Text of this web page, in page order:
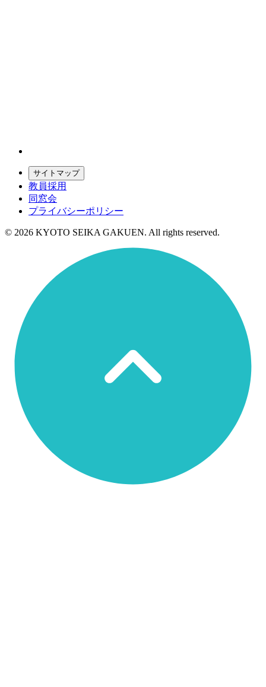
サイトマップ
教員採用
同窓会
プライバシーポリシー
© 2026 KYOTO SEIKA GAKUEN. All rights reserved.